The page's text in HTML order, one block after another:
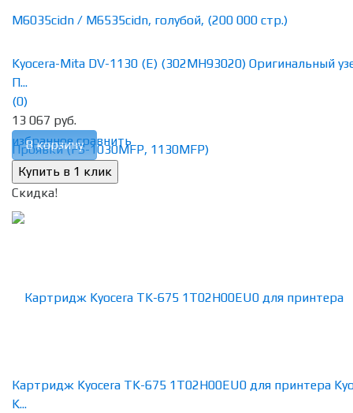
избранное сравнить
Kyocera-Mita DV-1130 (E) (302MH93020) Оригинальный
П...
(0)
13 067 руб.
В корзину
Скидка!
Картридж Kyocera TK-675 1T02H00EU0 для принтера
K...